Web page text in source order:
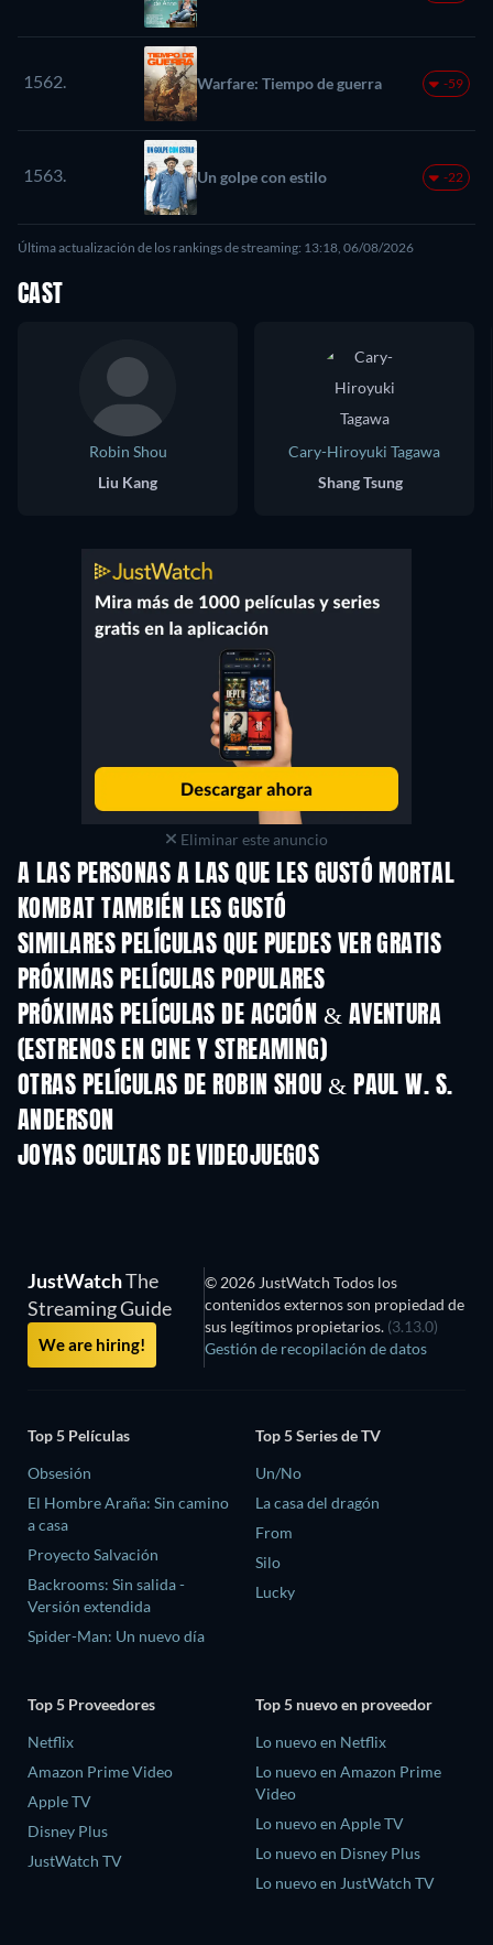
1562. Warfare: Tiempo de guerra -59
1563. Un golpe con estilo -22
Última actualización de los rankings de streaming: 13:18, 06/08/2026
CAST
Robin Shou
Liu Kang
Cary-Hiroyuki Tagawa
Shang Tsung
Eliminar este anuncio
A LAS PERSONAS A LAS QUE LES GUSTÓ MORTAL
KOMBAT TAMBIÉN LES GUSTÓ
SIMILARES PELÍCULAS QUE PUEDES VER GRATIS
PRÓXIMAS PELÍCULAS POPULARES
PRÓXIMAS PELÍCULAS DE ACCIÓN & AVENTURA
(ESTRENOS EN CINE Y STREAMING)
OTRAS PELÍCULAS DE ROBIN SHOU & PAUL W. S.
ANDERSON
JOYAS OCULTAS DE VIDEOJUEGOS
JustWatchThe
Streaming Guide
We are hiring!
© 2026 JustWatch Todos los
contenidos externos son propiedad de
sus legítimos propietarios. (3.13.0)
Gestión de recopilación de datos
Top 5 Películas
Obsesión
El Hombre Araña: Sin camino
a casa
Proyecto Salvación
Backrooms: Sin salida -
Versión extendida
Spider-Man: Un nuevo día
Top 5 Series de TV
Un/No
La casa del dragón
From
Silo
Lucky
Top 5 Proveedores
Netflix
Amazon Prime Video
Apple TV
Disney Plus
JustWatch TV
Top 5 nuevo en proveedor
Lo nuevo en Netflix
Lo nuevo en Amazon Prime
Video
Lo nuevo en Apple TV
Lo nuevo en Disney Plus
Lo nuevo en JustWatch TV